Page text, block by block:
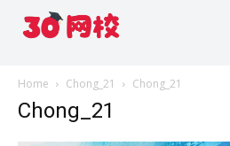
Home Chong_21 Chong_21
Chong_21